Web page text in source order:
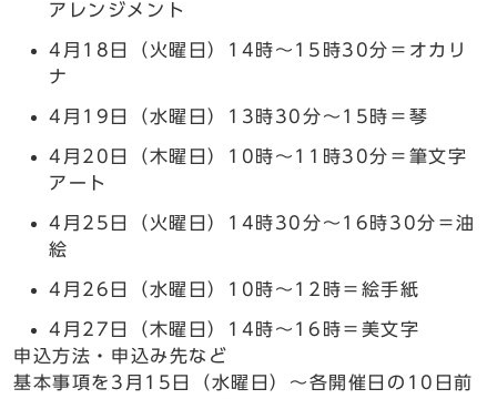
アレンジメント
4月18日（火曜日）14時～15時30分＝オカリ
ナ
4月19日（水曜日）13時30分～15時＝琴
4月20日（木曜日）10時～11時30分＝筆文字
アート
4月25日（火曜日）14時30分～16時30分＝油
絵
4月26日（水曜日）10時～12時＝絵手紙
4月27日（木曜日）14時～16時＝美文字
申込方法・申込み先など
基本事項を3月15日（水曜日）～各開催日の10日前